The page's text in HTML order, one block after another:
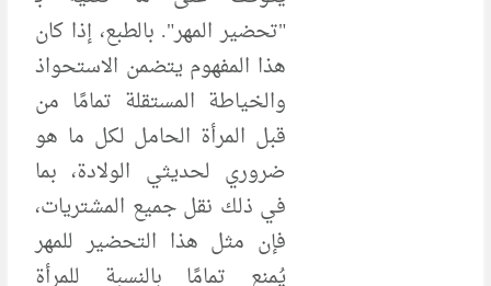
"تحضير المهر". بالطبع، إذا كان
هذا المفهوم يتضمن الاستحواذ
والخياطة المستقلة تمامًا من
قبل المرأة الحامل لكل ما هو
ضروري لحديثي الولادة، بما
في ذلك نقل جميع المشتريات،
فإن مثل هذا التحضير للمهر
يُمنع تمامًا بالنسبة للمرأة